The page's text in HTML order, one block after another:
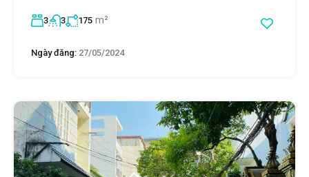
3 3 175 m²
Ngày đăng: 27/05/2024